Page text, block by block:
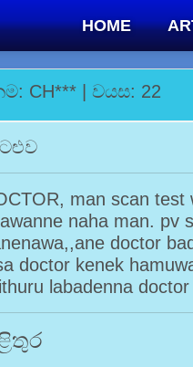
HOME
CH*** | වයස: 22
man scan test
naha man. pv
doctor
doctor kenek
labadenna doctor